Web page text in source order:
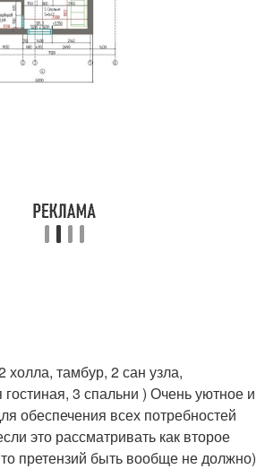
холла, тамбур, 2 сан узла,
гостиная, 3 спальни ) Очень уютное и
обеспечения всех потребностей
это рассматривать как второе
претензий быть вообще не должно)